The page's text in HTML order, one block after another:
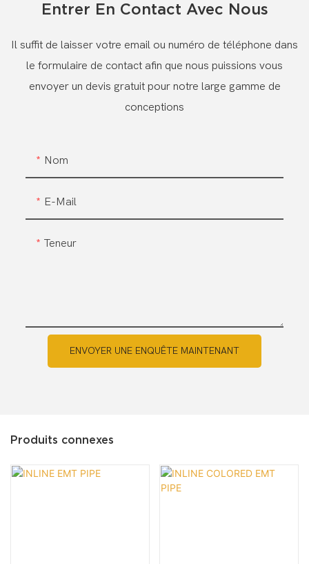
Entrer En Contact Avec Nous
Il suffit de laisser votre email ou numéro de téléphone dans
le formulaire de contact afin que nous puissions vous
envoyer un devis gratuit pour notre large gamme de
conceptions
Nom
E-Mail
Teneur
ENVOYER UNE ENQUÊTE MAINTENANT
Produits connexes